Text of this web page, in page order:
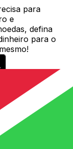
para
e
defina
para o